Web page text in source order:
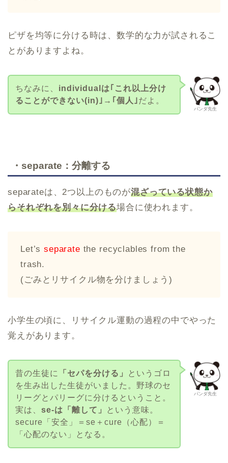
ピザを均等に分ける時は、数学的な力が試されるこ
とがありますよね。
パンダ先生
ちなみに、 individualは｢これ以上分け
ることができない(in)｣→｢個人｣ だよ。
・separate：分離する
separateは、2つ以上のものが混ざっている状態か
らそれぞれを別々に分ける場合に使われます。
Let’sseparate the recyclables from the
trash.
(ごみとリサイクル物を分けましょう)
小学生の頃に、リサイクル運動の過程の中でやった
覚えがあります。
パンダ先生
昔の生徒に 「セパを分ける」
というゴロ
を生み出した生徒がいました。野球のセ
リーグとパリーグに分けるということ。
実は、 se-は「離して」
という意味。
secure「安全」＝se＋cure（心配）＝
「心配のない」となる。